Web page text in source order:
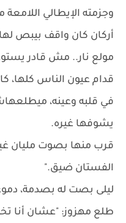
وجزمته الإيطالي
أركان كان واقف بيبص
مولع نار.. مش قادر
قدام عيون الناس كلها،
في قلبه وعينه،
يشوفها غيره.
قرب منها بصوت مليان
الفستان ضيق."
ليلى بصت له بصدمة،
طلع مهزوز: "عشان أنا